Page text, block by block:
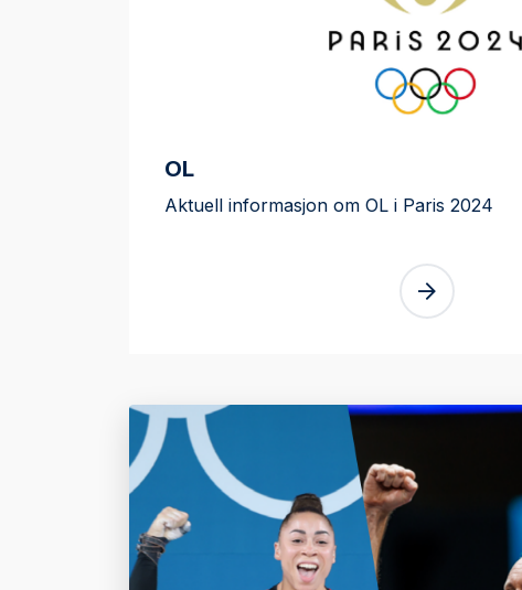
OL
Aktuell informasjon om OL i Paris 2024